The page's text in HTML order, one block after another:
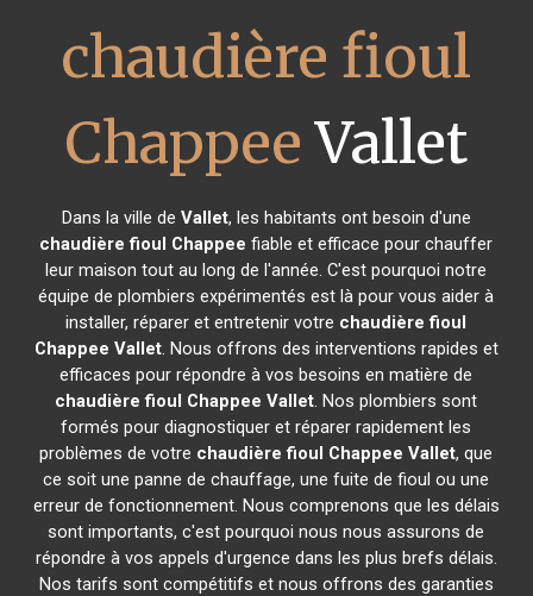
chaudière fioul
Chappee Vallet
Dans la ville de Vallet, les habitants ont besoin d'une
chaudière fioul Chappee fiable et efficace pour chauffer
leur maison tout au long de l'année. C'est pourquoi notre
équipe de plombiers expérimentés est là pour vous aider à
installer, réparer et entretenir votre chaudière fioul
Chappee Vallet. Nous offrons des interventions rapides et
efficaces pour répondre à vos besoins en matière de
chaudière fioul Chappee Vallet. Nos plombiers sont
formés pour diagnostiquer et réparer rapidement les
problèmes de votre chaudière fioul Chappee Vallet, que
ce soit une panne de chauffage, une fuite de fioul ou une
erreur de fonctionnement. Nous comprenons que les délais
sont importants, c'est pourquoi nous nous assurons de
répondre à vos appels d'urgence dans les plus brefs délais.
Nos tarifs sont compétitifs et nous offrons des garanties